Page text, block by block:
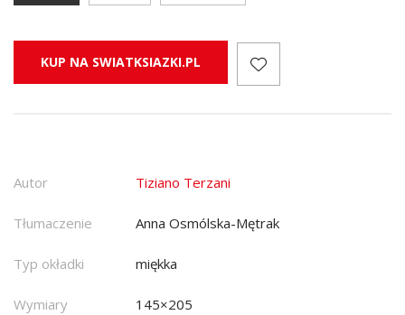
KUP NA SWIATKSIAZKI.PL
Autor Tiziano Terzani
Tłumaczenie Anna Osmólska-Mętrak
Typ okładki miękka
Wymiary 145×205